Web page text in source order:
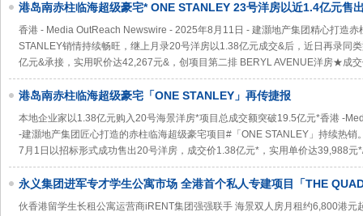
港岛南赤柱临海超级豪宅* ONE STANLEY 23号洋房以近1.4亿元售
42,267元＆ 项目总成交金额突破20亿元＆
香港 - Media OutReach Newswire - 2025年8月11日 - 建灝地产集团精心打造
STANLEY销情持续畅旺，继上月录20号洋房以1.38亿元成交&后，近日再录同
亿元&承接，实用呎价达42,267元&，创项目第二排 BERYL AVENUE洋房★成
港岛南赤柱临海超级豪宅「ONE STANLEY」再传捷报
本地企业家以1.38亿元购入20号海景洋房*项目总成交额突破19.5亿元*香港 -
-建灝地产集团匠心打造的赤柱临海超级豪宅项目#「ONE STANLEY」持续热
7月1日以招标形式成功售出20号洋房，成交价1.38亿元*，实用单价达39,988元
永义集团进军专才学生公寓市场 全港首个私人专建项目「THE
伙香港留学生长租公寓运营商iRENT集团强强联手 海景双人房月租约6,800港